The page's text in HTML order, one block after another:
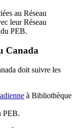
au Réseau
leur Réseau
PEB.
Canada
doit suivre les
à Bibliothèque
PEB.